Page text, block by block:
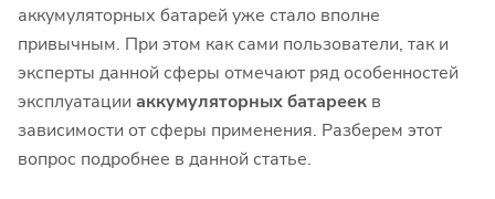
аккумуляторных батарей уже стало вполне
привычным. При этом как сами пользователи, так и
эксперты данной сферы отмечают ряд особенностей
эксплуатации аккумуляторных батареек в
зависимости от сферы применения. Разберем этот
вопрос подробнее в данной статье.